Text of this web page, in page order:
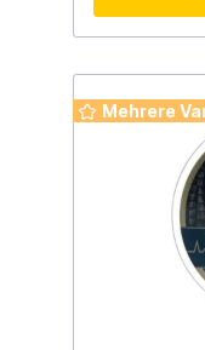
ultimativen
jeder Form!
Mehrere